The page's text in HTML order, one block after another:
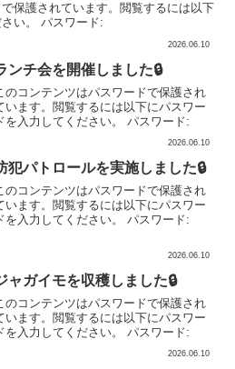
保護されています。閲覧するには以下
い。 パスワード:
2026.06.10
ンチ会を開催しました🔒
のコンテンツはパスワードで保護され
います。閲覧するには以下にパスワー
を入力してください。 パスワード:
2026.06.10
犯パトロールを実施しました🔒
のコンテンツはパスワードで保護され
います。閲覧するには以下にパスワー
を入力してください。 パスワード:
2026.06.10
ャガイモを収穫しました🔒
のコンテンツはパスワードで保護され
います。閲覧するには以下にパスワー
を入力してください。 パスワード:
2026.06.10